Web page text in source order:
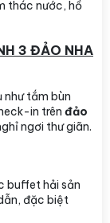
thác nước, hồ
3 ĐẢO NHA
như tắm bùn
in trên đảo
ngơi thư giãn.
buffet hải sản
đặc biệt